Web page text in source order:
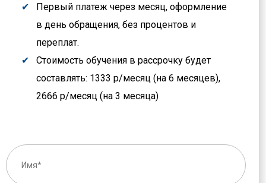
Первый платеж через месяц, оформление
в день обращения, без процентов и
переплат.
Стоимость обучения в рассрочку будет
составлять: 1333 р/месяц (на 6 месяцев),
2666 р/месяц (на 3 месяца)